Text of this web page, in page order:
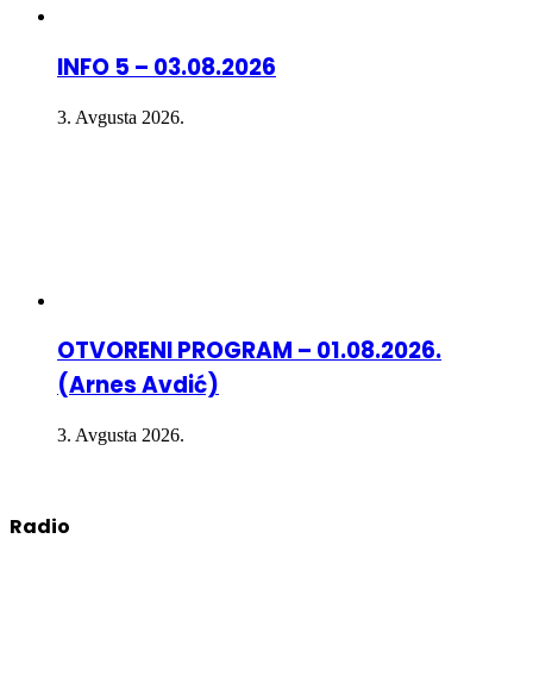
INFO 5 – 03.08.2026
3. Avgusta 2026.
OTVORENI PROGRAM – 01.08.2026.
(Arnes Avdić)
3. Avgusta 2026.
Radio